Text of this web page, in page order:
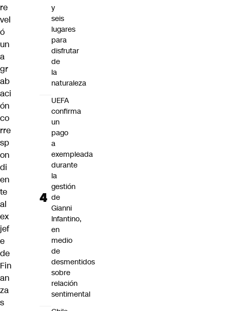
re
vel
ó
un
a
gr
ab
aci
ón
co
rre
sp
on
di
en
te
al
ex
jef
e
de
Fin
an
za
s
y
seis
lugares
para
disfrutar
de
la
naturaleza
UEFA
confirma
un
pago
a
exempleada
durante
la
gestión
de
Gianni
Infantino,
en
medio
de
desmentidos
sobre
relación
sentimental